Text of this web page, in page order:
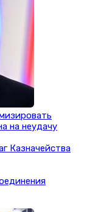
на неудачу
Казначейства